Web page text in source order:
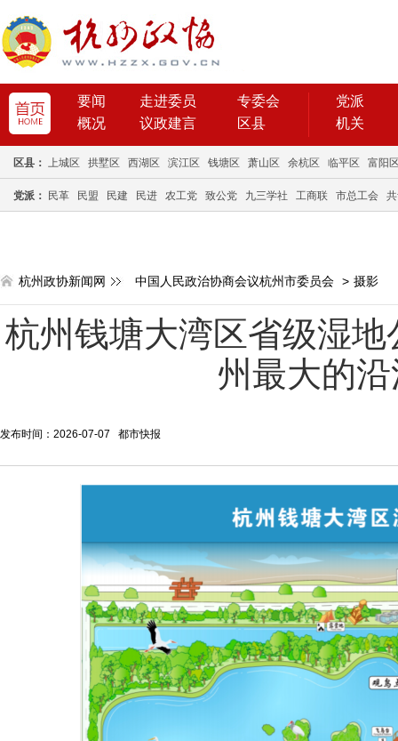
要闻 走进委员
专委会
概况
议政建言 区县
党派
机关
区县： 上城区 拱墅区 西湖区 滨江区 钱塘区 萧山区 余杭区 临平区 富阳
党派： 民革 民盟 民建 民进 农工党 致公党 九三学社 工商联 市总工会
杭州政协新闻网 中国人民政治协商会议杭州市委员会 > 摄影
杭州钱塘大湾区省级湿
州最大的
发布时间：2026-07-07 都市快报